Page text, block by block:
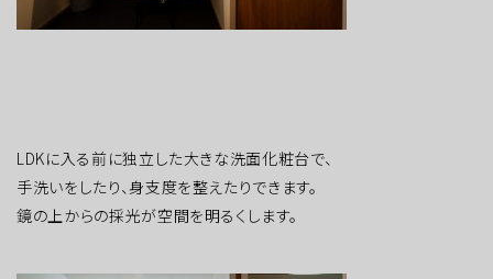
LDKに入る前に独立した大きな洗面化粧台で、
手洗いをしたり、身支度を整えたりできます。
鏡の上からの採光が空間を明るくします。